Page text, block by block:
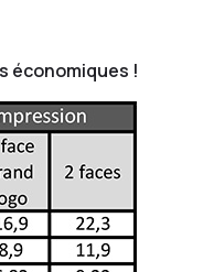
économiques !